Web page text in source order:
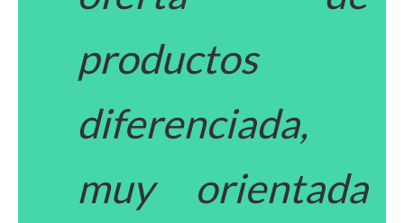
productos
diferenciada,
muy orientada